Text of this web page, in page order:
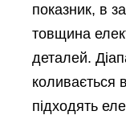
показник, в
товщина
деталей.
коливається
підходять